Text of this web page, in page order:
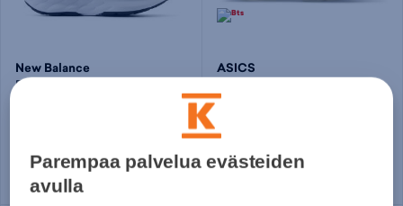
New Balance
30pv alin hinta: 69,99€
Useita kokoja
ASICS
GEL-Pulse 17 - naisten juoksukengät
Norm. hinta:
30pv alin hinta: 89,95€
Parempaa palvelua evästeiden
avulla